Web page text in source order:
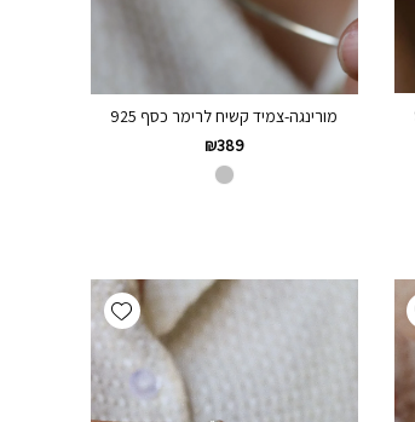
מורינגה-צמיד קשיח לרימר כסף 925
₪389
Add
Add wishlist